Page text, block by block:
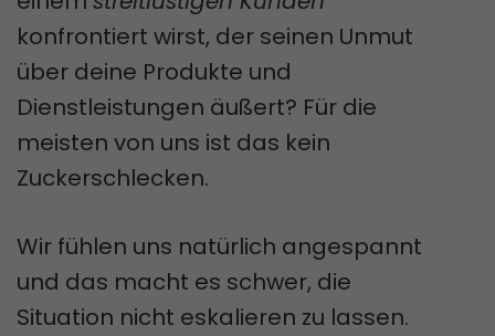
konfrontiert wirst, der seinen Unmut
über deine Produkte und
Dienstleistungen äußert? Für die
meisten von uns ist das kein
Zuckerschlecken.
Wir fühlen uns natürlich angespannt
und das macht es schwer, die
Situation nicht eskalieren zu lassen.